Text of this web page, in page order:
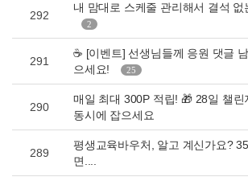
292
내 맘대로 스케줄 관리해서 결석
2
291
☕ [이벤트] 선생님들께 응원 댓글
으세요!
25
290
매일 최대 300P 적립! 🎁 28일 챌
동시에 잡으세요
289
평생교육바우처, 알고 계신가요?
면....